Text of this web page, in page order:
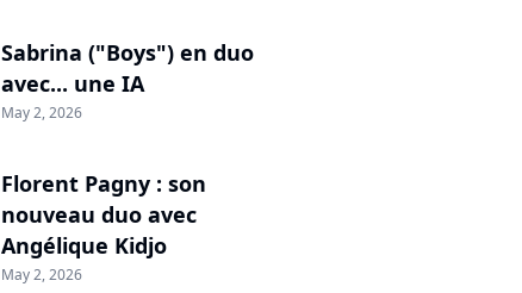
Sabrina ("Boys") en duo
avec... une IA
May 2, 2026
Florent Pagny : son
nouveau duo avec
Angélique Kidjo
May 2, 2026